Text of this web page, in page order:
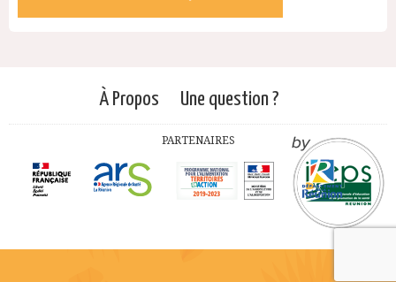
À Propos Une question ?
PARTENAIRES